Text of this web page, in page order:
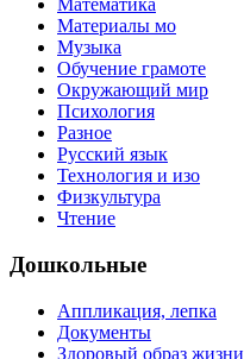
Математика
Материалы мо
Музыка
Обучение грамоте
Окружающий мир
Психология
Разное
Русский язык
Технология и изо
Физкультура
Чтение
Дошкольные
Аппликация, лепка
Документы
Здоровый образ жизни